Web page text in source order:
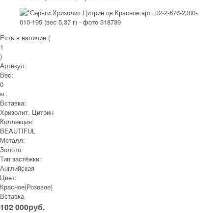
Есть в наличии (
1
)
Артикул:
Вес:
0
кг.
Вставка:
Хризолит, Цитрин
Коллекция:
BEAUTIFUL
Металл:
Золото
Тип застёжки:
Английская
Цвет:
Красное(Розовое)
Вставка
102 000руб.